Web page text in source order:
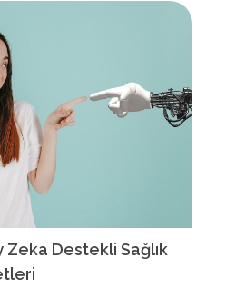
Zeka Destekli Sağlık